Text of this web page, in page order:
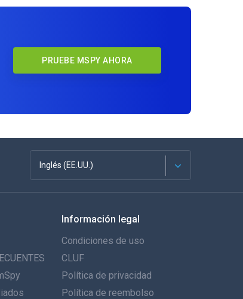
PRUEBE MSPY AHORA
Inglés (EE.UU.)
Français
English
Português
Información legal
Condiciones de uso
CLUF
Política de privacidad
Política de reembolso